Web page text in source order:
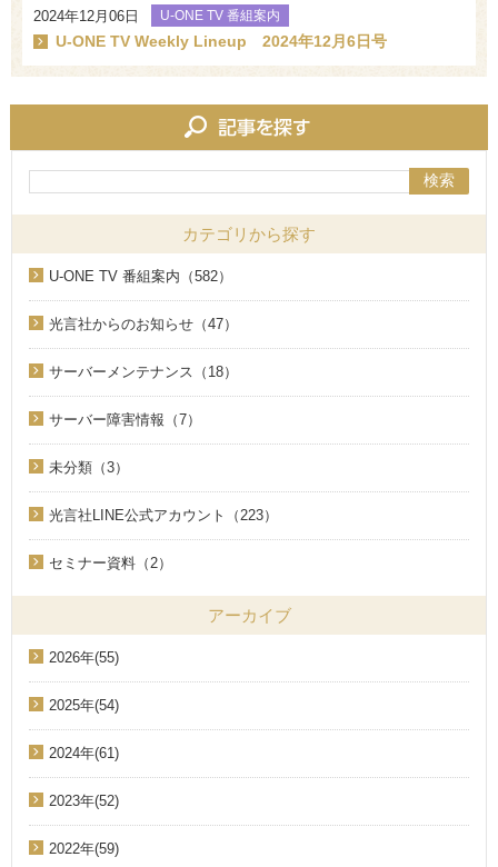
2024年12月06日 U-ONE TV 番組案内
U-ONE TV Weekly Lineup 2024年12月6日号
検索
カテゴリから探す
U-ONE TV 番組案内（582）
光言社からのお知らせ（47）
サーバーメンテナンス（18）
サーバー障害情報（7）
未分類（3）
光言社LINE公式アカウント（223）
セミナー資料（2）
アーカイブ
2026年(55)
2025年(54)
2024年(61)
2023年(52)
2022年(59)